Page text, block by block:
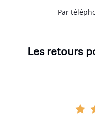
Par
Les retours